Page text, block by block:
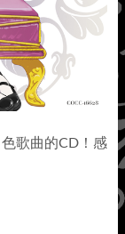
歌曲的CD！感